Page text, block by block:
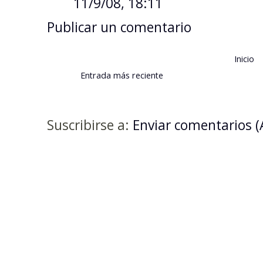
Publicar un comentario
Entrada más reciente
Inicio
Suscribirse a: Enviar comentarios